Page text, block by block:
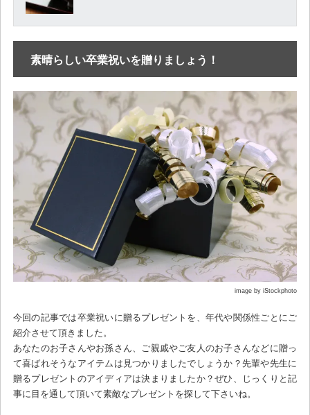
素晴らしい卒業祝いを贈りましょう！
image by iStockphoto
今回の記事では卒業祝いに贈るプレゼントを、年代や関係性ごとにご
紹介させて頂きました。
あなたのお子さんやお孫さん、ご親戚やご友人のお子さんなどに贈っ
て喜ばれそうなアイテムは見つかりましたでしょうか？先輩や先生に
贈るプレゼントのアイディアは決まりましたか？ぜひ、じっくりと記
事に目を通して頂いて素敵なプレゼントを探して下さいね。